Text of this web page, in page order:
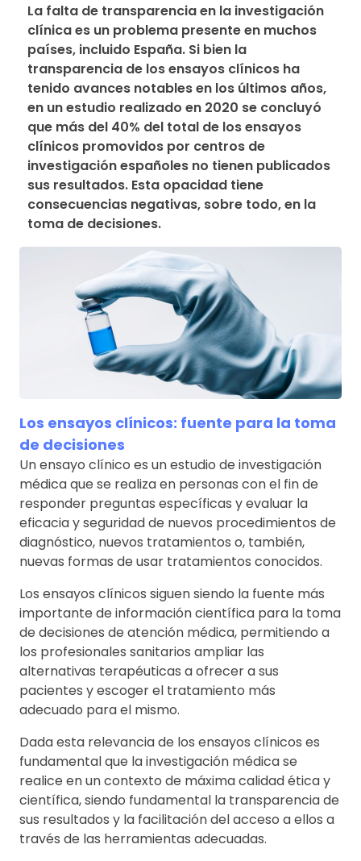
La falta de transparencia en la investigación
clínica es un problema presente en muchos
países, incluido España. Si bien la
transparencia de los ensayos clínicos ha
tenido avances notables en los últimos años,
en un estudio realizado en 2020 se concluyó
que más del 40% del total de los ensayos
clínicos promovidos por centros de
investigación españoles no tienen publicados
sus resultados. Esta opacidad tiene
consecuencias negativas, sobre todo, en la
toma de decisiones.
Los ensayos clínicos: fuente para la toma
de decisiones
Un ensayo clínico es un estudio de investigación
médica que se realiza en personas con el fin de
responder preguntas específicas y evaluar la
eficacia y seguridad de nuevos procedimientos de
diagnóstico, nuevos tratamientos o, también,
nuevas formas de usar tratamientos conocidos.
Los ensayos clínicos siguen siendo la fuente más
importante de información científica para la toma
de decisiones de atención médica, permitiendo a
los profesionales sanitarios ampliar las
alternativas terapéuticas a ofrecer a sus
pacientes y escoger el tratamiento más
adecuado para el mismo.
Dada esta relevancia de los ensayos clínicos es
fundamental que la investigación médica se
realice en un contexto de máxima calidad ética y
científica, siendo fundamental la transparencia de
sus resultados y la facilitación del acceso a ellos a
través de las herramientas adecuadas.